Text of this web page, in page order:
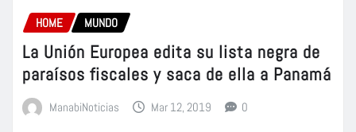
HOME MUNDO
La Unión Europea edita su lista negra de
paraísos fiscales y saca de ella a Panamá
ManabiNoticias Mar 12, 2019 0